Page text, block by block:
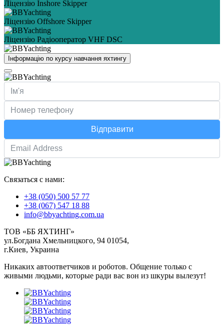
Ліцензію Inshore Skipper
Ліцензію Offshore Skipper
Ліцензію Радіооператор VHF DSC
Інформацію по курсу навчання яхтингу
Відправити
Связаться с нами:
+38 (050) 500 57 77
+38 (067) 547 18 88
info@bbyachting.com.ua
ТОВ «ББ ЯХТИНГ»
ул.Богдана Хмельницкого, 94 01054,
г.Киев, Украина
Никаких автоответчиков и роботов. Общение только с
живыми людьми, которые ради вас вон из шкуры вылезут!